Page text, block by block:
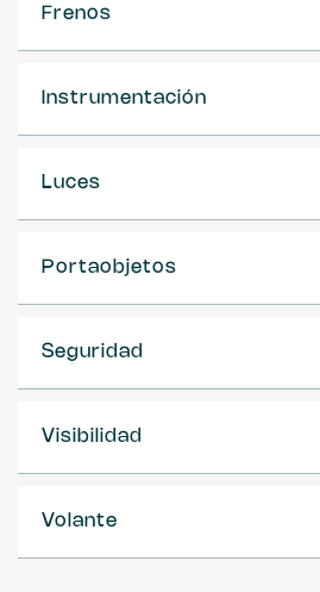
Frenos
Instrumentación
Luces
Portaobjetos
Seguridad
Visibilidad
Volante